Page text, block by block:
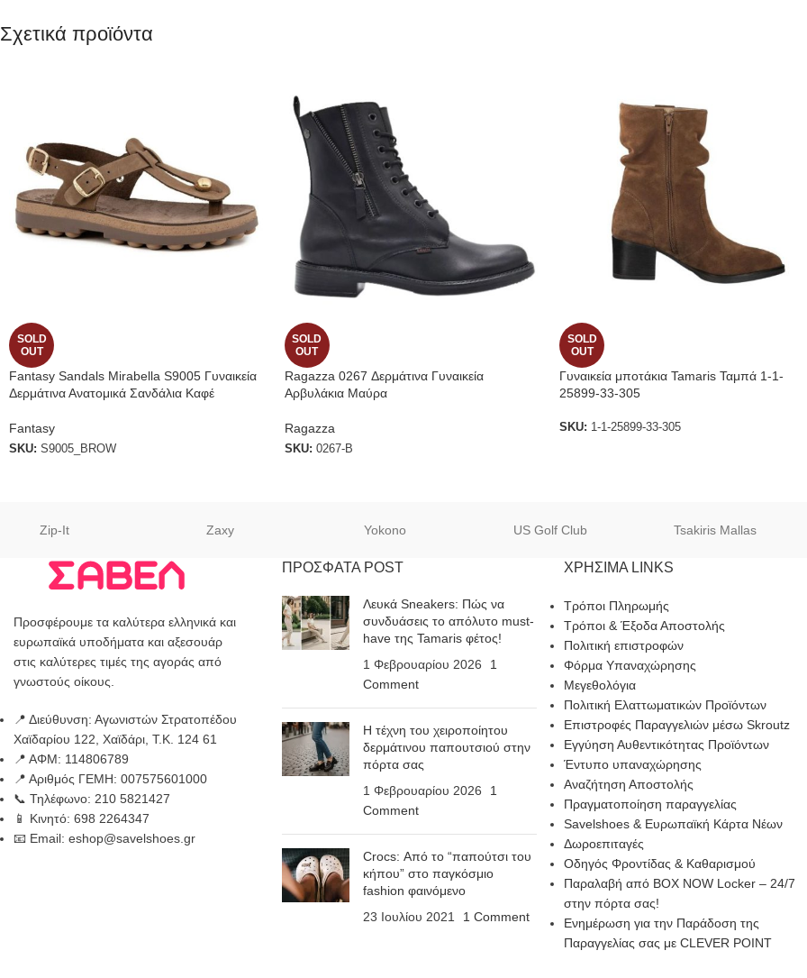
Σχετικά προϊόντα
SOLD
OUT
Fantasy Sandals Mirabella S9005 Γυναικεία
Δερμάτινα Ανατομικά Σανδάλια Καφέ
Fantasy
SKU: S9005_BROW
SOLD
OUT
Ragazza 0267 Δερμάτινα Γυναικεία
Αρβυλάκια Μαύρα
Ragazza
SKU: 0267-B
SOLD
OUT
Γυναικεία μποτάκια Tamaris Ταμπά 1-1-
25899-33-305
SKU: 1-1-25899-33-305
Zip-It Zaxy Yokono US Golf Club Tsakiris Mallas
Προσφέρουμε τα καλύτερα ελληνικά και
ευρωπαϊκά υποδήματα και αξεσουάρ
στις καλύτερες τιμές της αγοράς από
γνωστούς οίκους.
📍 Διεύθυνση: Αγωνιστών Στρατοπέδου
Χαϊδαρίου 122, Χαϊδάρι, Τ.Κ. 124 61
📍 ΑΦΜ: 114806789
📍 Αριθμός ΓΕΜΗ: 007575601000
📞 Τηλέφωνο: 210 5821427
📱 Κινητό: 698 2264347
📧 Email: eshop@savelshoes.gr
ΠΡΟΣΦΑΤΑ POST
Λευκά Sneakers: Πώς να
συνδυάσεις το απόλυτο must-
have της Tamaris φέτος!
1 Φεβρουαρίου 2026
1
Comment
Η τέχνη του χειροποίητου
δερμάτινου παπουτσιού στην
πόρτα σας
1 Φεβρουαρίου 2026
1
Comment
Crocs: Από το “παπούτσι του
κήπου” στο παγκόσμιο
fashion φαινόμενο
23 Ιουλίου 2021
1 Comment
ΧΡΗΣΙΜΑ LINKS
Τρόποι Πληρωμής
Τρόποι & Έξοδα Αποστολής
Πολιτική επιστροφών
Φόρμα Υπαναχώρησης
Μεγεθολόγια
Πολιτική Ελαττωματικών Προϊόντων
Επιστροφές Παραγγελιών μέσω Skroutz
Εγγύηση Αυθεντικότητας Προϊόντων
Έντυπο υπαναχώρησης
Αναζήτηση Αποστολής
Πραγματοποίηση παραγγελίας
Savelshoes & Ευρωπαϊκή Κάρτα Νέων
Δωροεπιταγές
Οδηγός Φροντίδας & Καθαρισμού
Παραλαβή από BOX NOW Locker – 24/7
στην πόρτα σας!
Ενημέρωση για την Παράδοση της
Παραγγελίας σας με CLEVER POINT